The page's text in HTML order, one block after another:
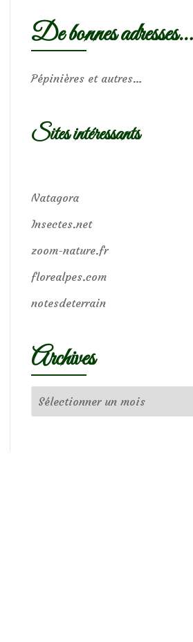
De bonnes adresses…
Pépinières et autres…
Sites intéressants
Natagora
Insectes.net
zoom-nature.fr
florealpes.com
notesdeterrain
Archives
Archives